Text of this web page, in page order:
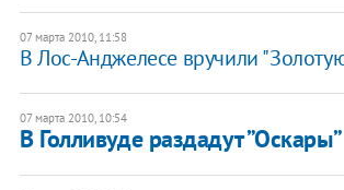
07 марта 2010, 11:58
В Лос-Анджелесе вручили
07 марта 2010, 10:54
В Голливуде раздадут ”Оскары”